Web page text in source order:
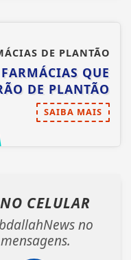
DE PLANTÃO
QUE
DE PLANTÃO
SAIBA MAIS
NO CELULAR
no